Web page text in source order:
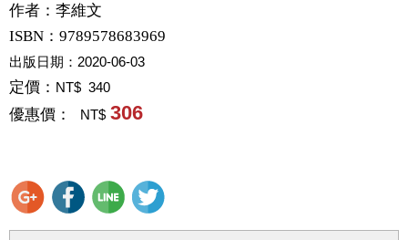
作者： 李維文
ISBN：9789578683969
出版日期： 2020-06-03
定價： NT$ 340
優惠價： NT$ 306